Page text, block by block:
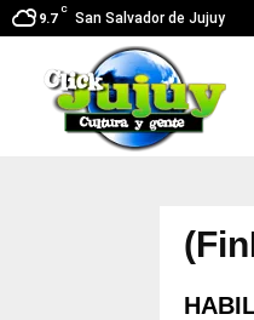
9.7
C
San Salvador de Jujuy